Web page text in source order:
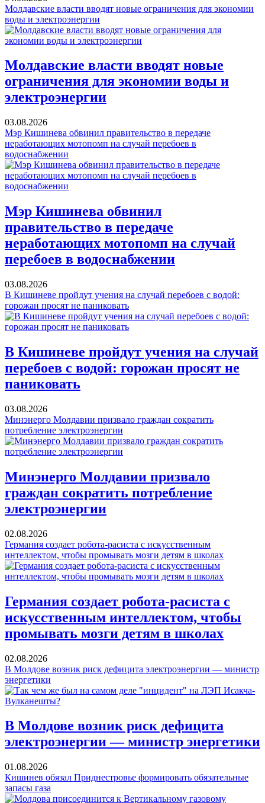
Молдавские власти вводят новые ограничения для экономии
воды и электроэнергии
Молдавские власти вводят новые
ограничения для экономии воды и
электроэнергии
03.08.2026
Мэр Кишинева обвинил правительство в передаче
неработающих мотопомп на случай перебоев в
водоснабжении
Мэр Кишинева обвинил
правительство в передаче
неработающих мотопомп на случай
перебоев в водоснабжении
03.08.2026
В Кишиневе пройдут учения на случай перебоев с водой:
горожан просят не паниковать
В Кишиневе пройдут учения на случай
перебоев с водой: горожан просят не
паниковать
03.08.2026
Минэнерго Молдавии призвало граждан сократить
потребление электроэнергии
Минэнерго Молдавии призвало
граждан сократить потребление
электроэнергии
02.08.2026
Германия создает робота-расиста с искусственным
интеллектом, чтобы промывать мозги детям в школах
Германия создает робота-расиста с
искусственным интеллектом, чтобы
промывать мозги детям в школах
02.08.2026
В Молдове возник риск дефицита электроэнергии — министр
энергетики
В Молдове возник риск дефицита
электроэнергии — министр энергетики
01.08.2026
Кишинев обязал Приднестровье формировать обязательные
запасы газа